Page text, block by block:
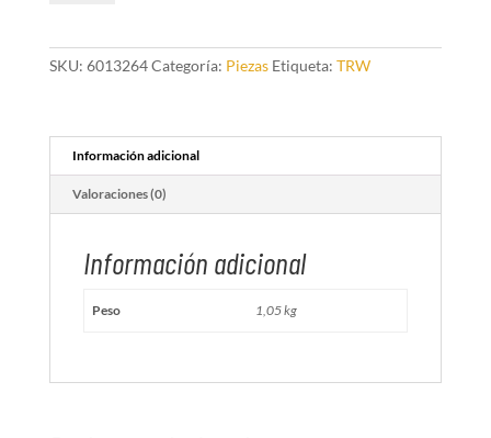
cantidad
SKU: 6013264Categoría: Piezas Etiqueta: TRW
Información adicional
Valoraciones (0)
Información adicional
Peso 1,05 kg